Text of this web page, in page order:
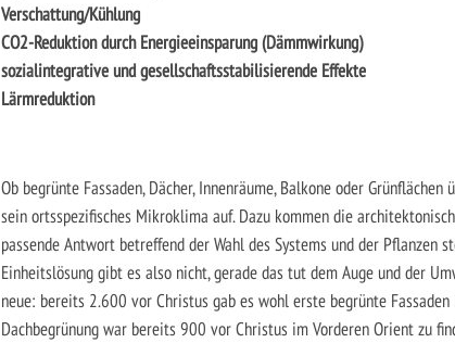
Verschattung/Kühlung
CO2-Reduktion durch Energieeinsparung (Dämmwirkung)
sozialintegrative und gesellschaftsstabilisierende Effekte
Lärmreduktion
Ob begrünte Fassaden, Dächer, Innenräume, Balkone oder
sein ortsspezifisches Mikroklima auf. Dazu kommen die
passende Antwort betreffend der Wahl des Systems und der Pflanzen
Einheitslösung gibt es also nicht, gerade das tut dem Auge und der
neue: bereits 2.600 vor Christus gab es wohl erste begrünte
Dachbegrünung war bereits 900 vor Christus im Vorderen Orient zu